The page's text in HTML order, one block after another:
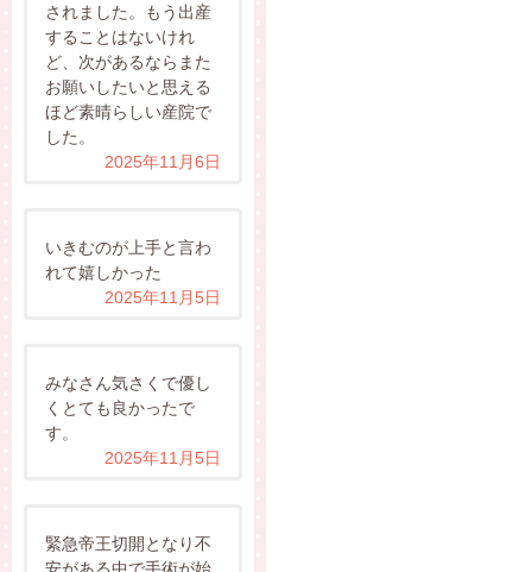
されました。もう出産
することはないけれ
ど、次があるならまた
お願いしたいと思える
ほど素晴らしい産院で
した。
2025年11月6日
いきむのが上手と言わ
れて嬉しかった
2025年11月5日
みなさん気さくで優し
くとても良かったで
す。
2025年11月5日
緊急帝王切開となり不
安がある中で手術が始